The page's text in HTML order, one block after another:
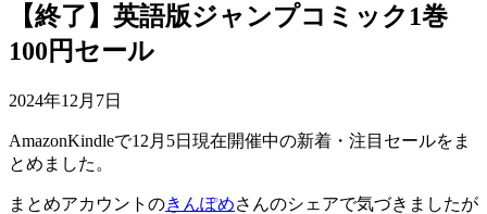
【終了】英語版ジャンプコミック1巻
100円セール
2024年12月7日
AmazonKindleで12月5日現在開催中の新着・注目セールをま
とめました。
まとめアカウントのきんぽめさんのシェアで気づきましたが